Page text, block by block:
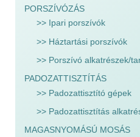
PORSZÍVÓZÁS
>> Ipari porszívók
>> Háztartási porszívók
>> Porszívó alkatrészek/
PADOZATTISZTÍTÁS
>> Padozattisztító gépek
>> Padozattisztítás
MAGASNYOMÁSÚ MOSÁS